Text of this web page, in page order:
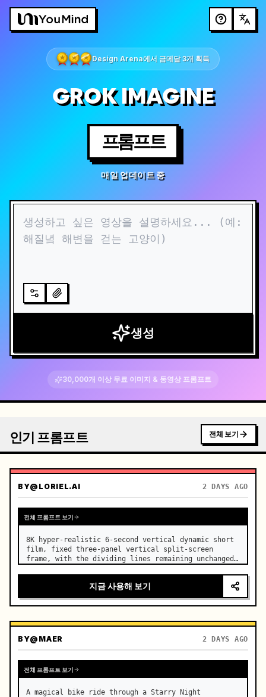
Design Arena에서 금메달 3개 획득
GROK IMAGINE
프롬프트
매일 업데이트 중
생성
30,000개 이상 무료 이미지 & 동영상 프롬프트
인기 프롬프트 전체 보기
BY@LORIEL.AI 2 DAYS AGO
전체 프롬프트 보기
8K hyper-realistic 6-second vertical dynamic short
film, fixed three-panel vertical split-screen
frame, with the dividing lines remaining unchanged.
지금 사용해 보기
BY@MAER 2 DAYS AGO
전체 프롬프트 보기
A magical bike ride through a Starry Night